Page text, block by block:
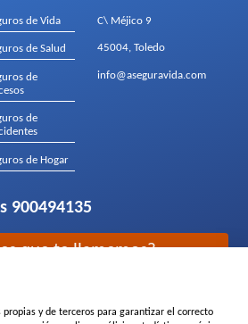
de Vida
de Salud
de
de
de Hogar
C\ Méjico 9
45004, Toledo
info@aseguravida.com
900494135
que te llamemos?
y de terceros para garantizar el correcto